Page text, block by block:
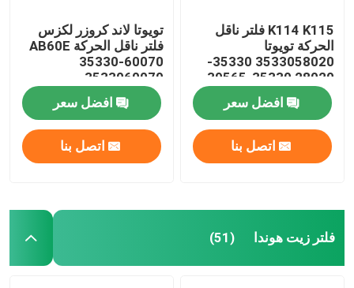
K114 K115 فلتر ناقل
الحركة تويوتا
3533058020 35330-
28020 35330-39565
35330-58020
افضل سعر
اتصل بنا
تويوتا لاند كروزر لكزس
فلتر ناقل الحركة AB60E
35330-60070
3533060070
افضل سعر
اتصل بنا
فلتر زيت هوندا (51)